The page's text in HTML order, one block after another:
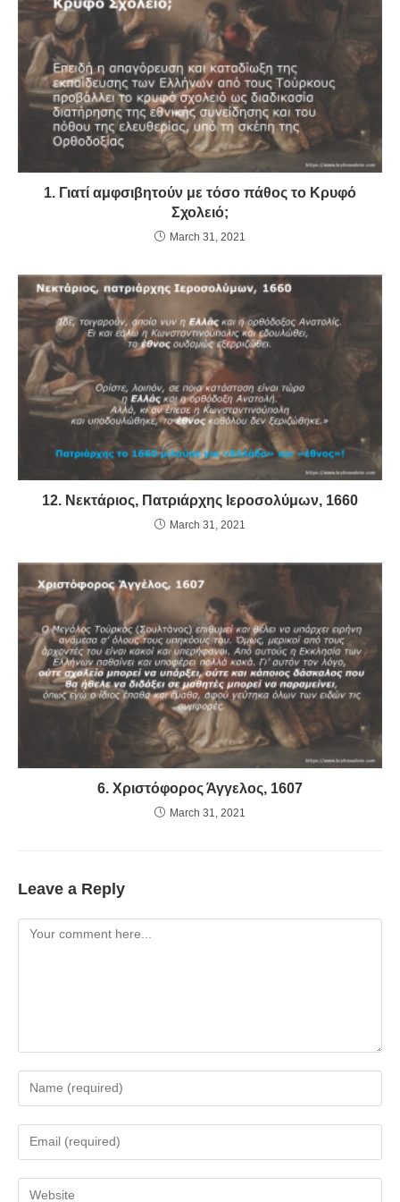
o
k
p
dl
y
1. Γιατί αμφσιβητούν με τόσο πάθος το Κρυφό
Σχολειό;
March 31, 2021
12. Νεκτάριος, Πατριάρχης Ιεροσολύμων, 1660
March 31, 2021
6. Χριστόφορος Άγγελος, 1607
March 31, 2021
Leave a Reply
Comment
Enter
your
name
Enter
your
email
Enter